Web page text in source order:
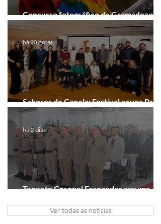
Concurso fotográfico do Gramadozoo
entra na reta final de inscrições
Sabores de Canela: Festival ocupa Praça
João Corrêa em setembro
há 20 horas
Tenente Coronel Fernandes assume
há 2 dias
Ver todas as notícias